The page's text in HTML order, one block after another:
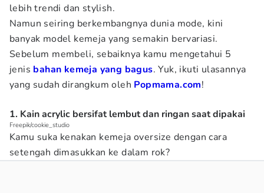
lebih trendi dan stylish.
Namun seiring berkembangnya dunia mode, kini
banyak model kemeja yang semakin bervariasi.
Sebelum membeli, sebaiknya kamu mengetahui 5
jenis bahan kemeja yang bagus. Yuk, ikuti ulasannya
yang sudah dirangkum oleh Popmama.com!
1. Kain acrylic bersifat lembut dan ringan saat dipakai
Freepik/cookie_studio
Kamu suka kenakan kemeja oversize dengan cara
setengah dimasukkan ke dalam rok?